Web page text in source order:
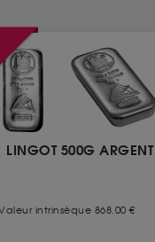
LINGOT 500G ARGENT
intrinsèque 868.00 €